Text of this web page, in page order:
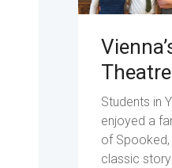
Students in
enjoyed a
of
classic story